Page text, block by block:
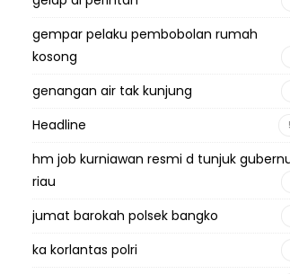
gempar pelaku pembobolan rumah
kosong
genangan air tak kunjung
Headline
hm job kurniawan resmi d tunjuk
riau
jumat barokah polsek bangko
ka korlantas polri